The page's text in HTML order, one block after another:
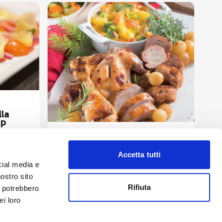
media e
sito
loro
Accetta tutti
Rifiuta
Coniglio al Casera con
porcini e verdure